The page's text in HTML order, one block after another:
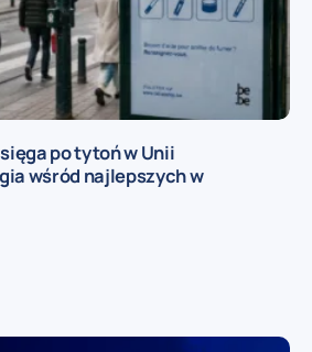
po tytoń w Unii
wśród najlepszych w